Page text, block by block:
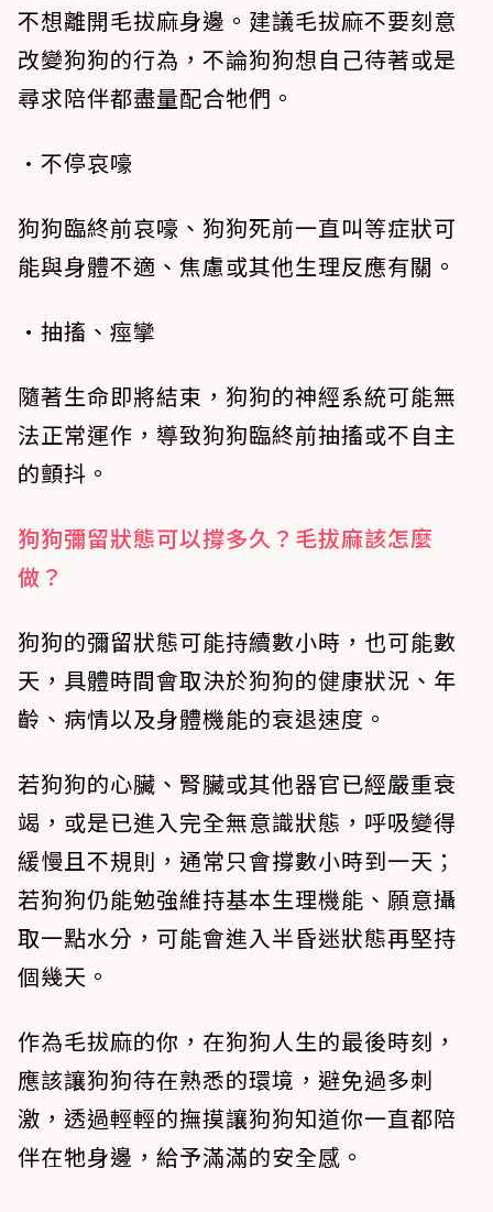
不想離開毛拔麻身邊。建議毛拔麻不要刻意
改變狗狗的行為，不論狗狗想自己待著或是
尋求陪伴都盡量配合牠們。
•不停哀嚎
狗狗臨終前哀嚎、狗狗死前一直叫等症狀可
能與身體不適、焦慮或其他生理反應有關。
•抽搐、痙攣
隨著生命即將結束，狗狗的神經系統可能無
法正常運作，導致狗狗臨終前抽搐或不自主
的顫抖。
狗狗彌留狀態可以撐多久？毛拔麻該怎麼
做？
狗狗的彌留狀態可能持續數小時，也可能數
天，具體時間會取決於狗狗的健康狀況、年
齡、病情以及身體機能的衰退速度。
若狗狗的心臟、腎臟或其他器官已經嚴重衰
竭，或是已進入完全無意識狀態，呼吸變得
緩慢且不規則，通常只會撐數小時到一天；
若狗狗仍能勉強維持基本生理機能、願意攝
取一點水分，可能會進入半昏迷狀態再堅持
個幾天。
作為毛拔麻的你，在狗狗人生的最後時刻，
應該讓狗狗待在熟悉的環境，避免過多刺
激，透過輕輕的撫摸讓狗狗知道你一直都陪
伴在牠身邊，給予滿滿的安全感。